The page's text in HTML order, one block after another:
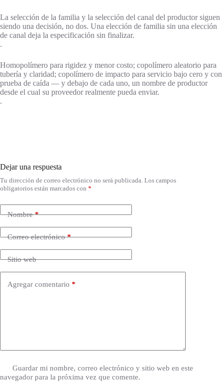
La selección de la familia y la selección del canal del productor siguen
siendo una decisión, no dos. Una elección de familia sin una elección
de canal deja la especificación sin finalizar.
.
Homopolímero para rigidez y menor costo; copolímero aleatorio para
tubería y claridad; copolímero de impacto para servicio bajo cero y con
prueba de caída — y debajo de cada uno, un nombre de productor
desde el cual su proveedor realmente pueda enviar.
.
Dejar una respuesta
Tu dirección de correo electrónico no será publicada. Los campos
obligatorios están marcados con *
Nombre*
Correo electrónico*
Sitio web
Agregar comentario *
Guardar mi nombre, correo electrónico y sitio web en este
navegador para la próxima vez que comente.